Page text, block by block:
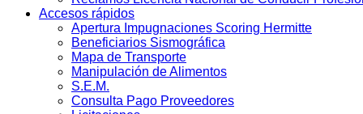
Accesos rápidos
Apertura Impugnaciones Scoring Hermitte
Beneficiarios Sismográfica
Mapa de Transporte
Manipulación de Alimentos
S.E.M.
Consulta Pago Proveedores